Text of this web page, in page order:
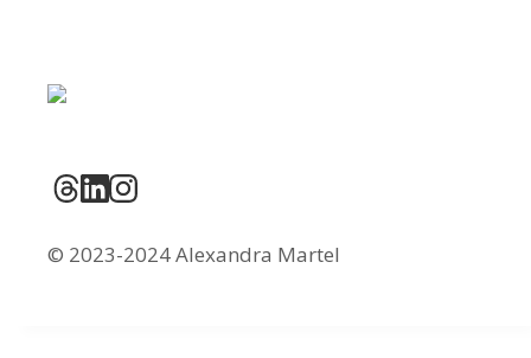
© 2023-2024 Alexandra Martel